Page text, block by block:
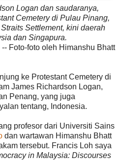
Logan dan saudaranya,
Cemetery di Pulau Pinang,
Settlement, kini daerah
dan Singapura.
-- Foto-foto oleh Himanshu Bhatt
ke Protestant Cemetery di
James Richardson Logan,
Penang, yang juga
tentang, Indonesia.
profesor dari Universiti Sains
dan wartawan Himanshu Bhatt
tersebut. Francis Loh saya
in Malaysia: Discourses